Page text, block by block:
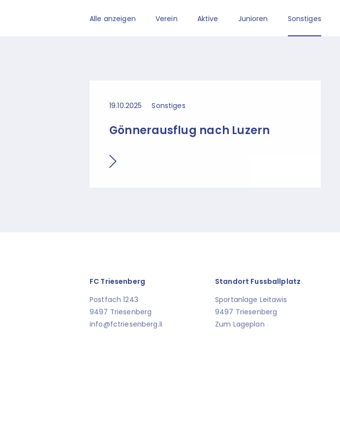
Alle anzeigen Verein Aktive Junioren Sonstiges
19.10.2025 Sonstiges
Gönnerausflug nach Luzern
FC Triesenberg
Postfach 1243
9497 Triesenberg
info@fctriesenberg.li
Standort Fussballplatz
Sportanlage Leitawis
9497 Triesenberg
Zum Lageplan